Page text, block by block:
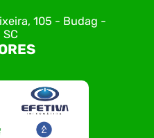
105 - Budag -